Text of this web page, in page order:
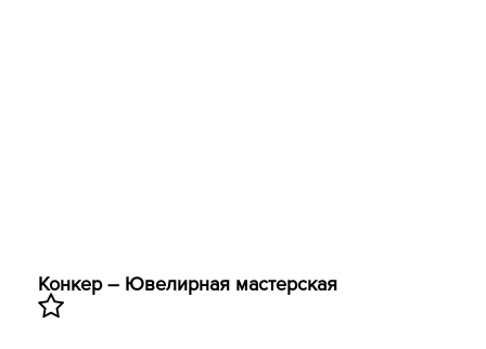
Конкер – Ювелирная мастерская